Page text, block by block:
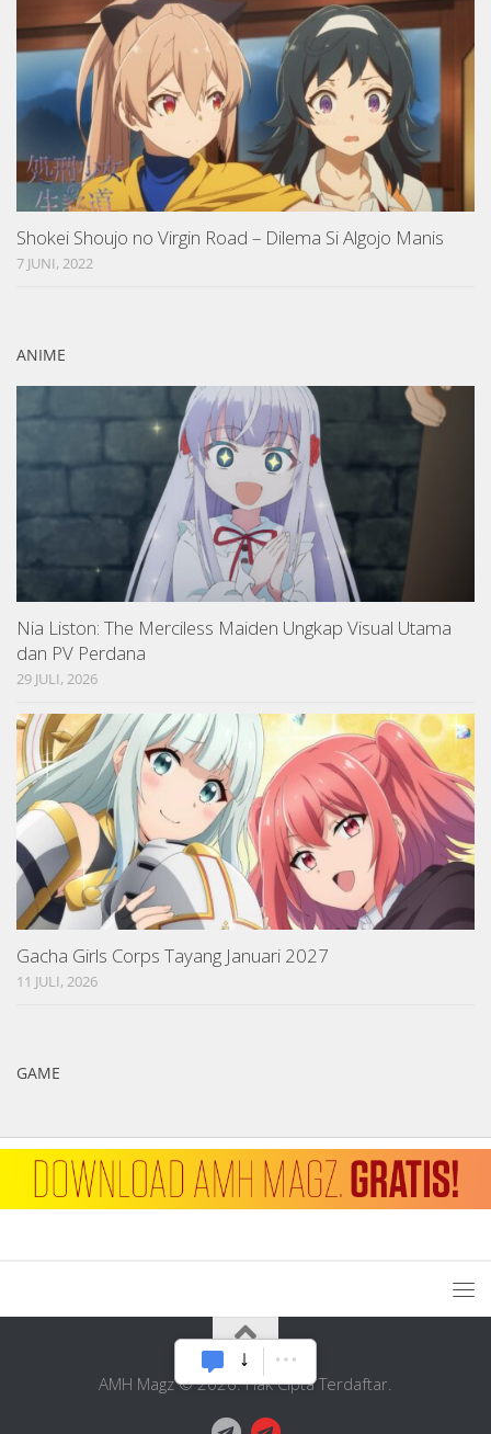
Shokei Shoujo no Virgin Road – Dilema Si Algojo Manis
7 JUNI, 2022
ANIME
Nia Liston: The Merciless Maiden Ungkap Visual Utama
dan PV Perdana
29 JULI, 2026
Gacha Girls Corps Tayang Januari 2027
11 JULI, 2026
GAME
AMH Magz © 2026. Hak Cipta Terdaftar.